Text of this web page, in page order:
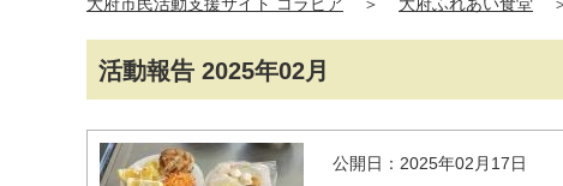
活動報告 2025年02月
公開日：2025年02月17日